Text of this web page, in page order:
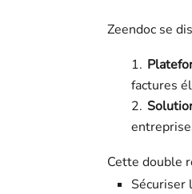
Zeendoc se
factures
Cette double
Sécuriser